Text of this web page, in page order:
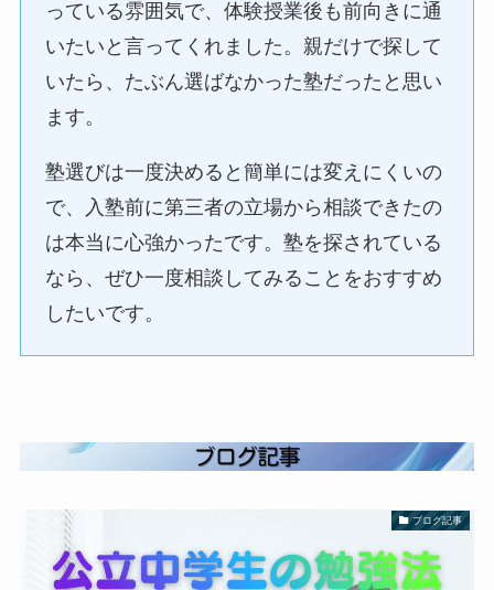
っている雰囲気で、体験授業後も前向きに通
いたいと言ってくれました。親だけで探して
いたら、たぶん選ばなかった塾だったと思い
ます。
塾選びは一度決めると簡単には変えにくいの
で、入塾前に第三者の立場から相談できたの
は本当に心強かったです。塾を探されている
なら、ぜひ一度相談してみることをおすすめ
したいです。
ブログ記事